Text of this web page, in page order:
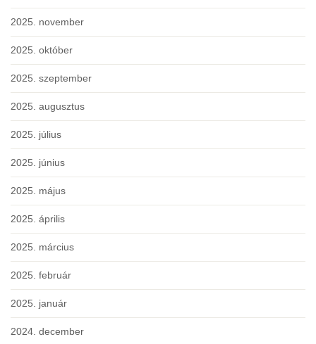
2025. november
2025. október
2025. szeptember
2025. augusztus
2025. július
2025. június
2025. május
2025. április
2025. március
2025. február
2025. január
2024. december